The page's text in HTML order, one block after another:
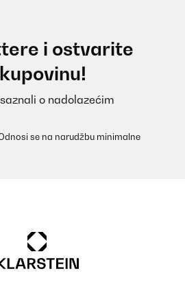
i ostvarite
o nadolazećim
se na narudžbu minimalne